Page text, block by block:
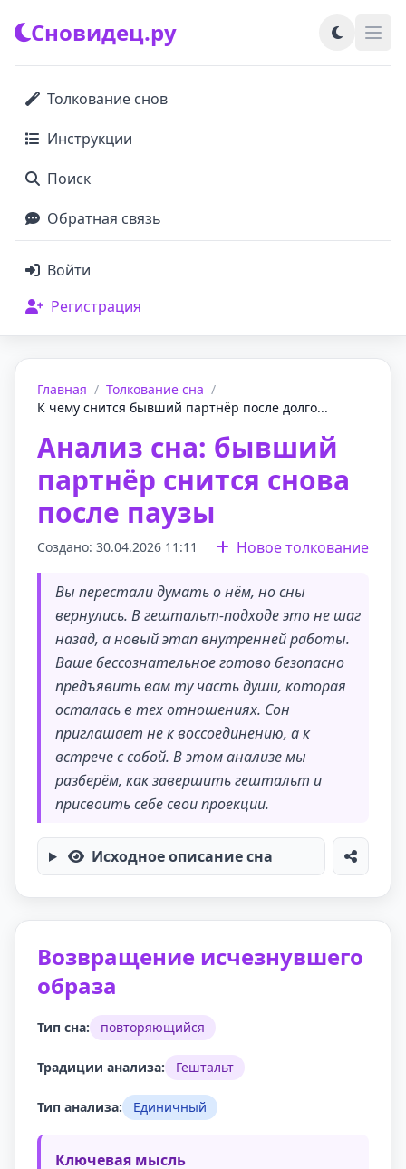
Сновидец.ру
Толкование снов
Инструкции
Поиск
Обратная связь
Войти
Регистрация
Главная / Толкование сна /
К чему снится бывший партнёр после долго...
Анализ сна: бывший
партнёр снится снова
после паузы
Создано: 30.04.2026 11:11 Новое толкование
Вы перестали думать о нём, но сны
вернулись. В гештальт-подходе это не шаг
назад, а новый этап внутренней работы.
Ваше бессознательное готово безопасно
предъявить вам ту часть души, которая
осталась в тех отношениях. Сон
приглашает не к воссоединению, а к
встрече с собой. В этом анализе мы
разберём, как завершить гештальт и
присвоить себе свои проекции.
Исходное описание сна
Возвращение исчезнувшего
образа
Тип сна: повторяющийся
Традиции анализа: Гештальт
Тип анализа: Единичный
Ключевая мысль